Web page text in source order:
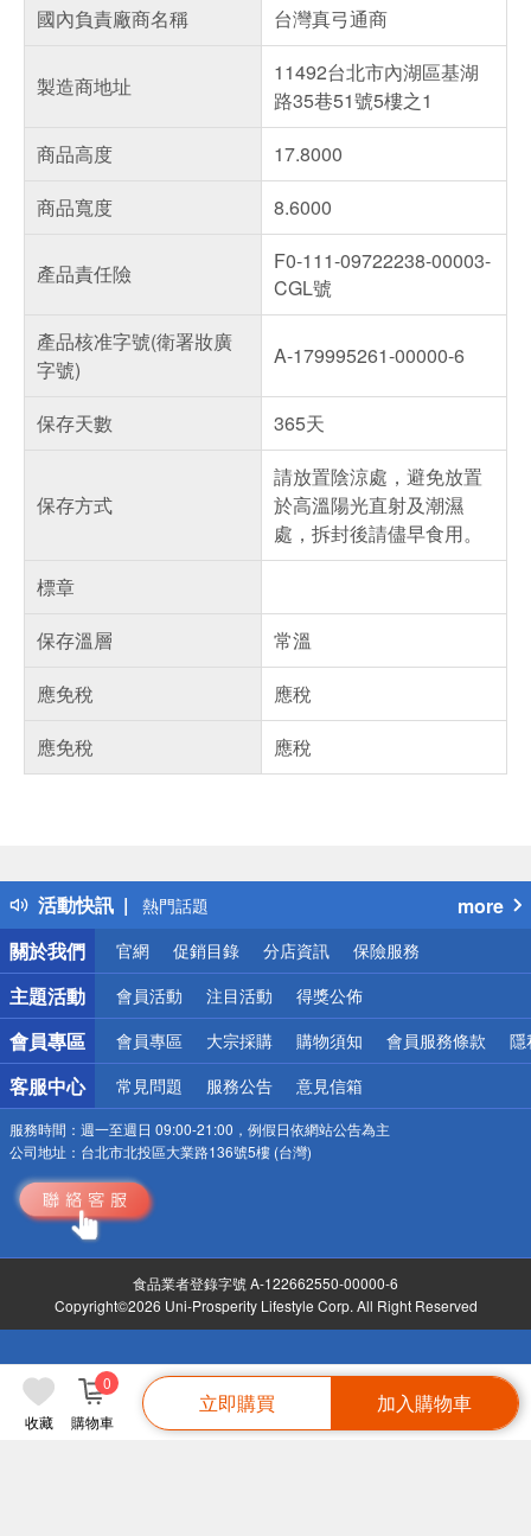
收藏 購物車
0
立即購買 加入購物車
國內負責廠商名稱
台灣真弓通商
製造商地址
11492台北市內湖區基湖
路35巷51號5樓之1
商品高度
17.8000
商品寬度
8.6000
產品責任險
F0-111-09722238-00003-
CGL號
產品核准字號(衛署妝廣
字號)
A-179995261-00000-6
保存天數 365天
保存方式
請放置陰涼處，避免放置
於高溫陽光直射及潮濕
處，拆封後請儘早食用。
標章
保存溫層
常溫
應免稅
應稅
應免稅
應稅
活動快訊
得獎公告
熱門話題
銀行優惠
偏遠地區配送
詐騙網頁！請小心！
more
關於我們
官網 促銷目錄 分店資訊 保險服務
主題活動 會員活動 注目活動 得獎公佈
會員專區 會員專區 大宗採購 購物須知 會員服務條款 隱
客服中心 常見問題 服務公告 意見信箱
服務時間： 週一至週日 09:00-21:00，例假日依網站公告為主
公司地址： 台北市北投區大業路136號5樓 (台灣)
食品業者登錄字號 A-122662550-00000-6
Copyright©2026 Uni-Prosperity Lifestyle Corp. All Right Reserved